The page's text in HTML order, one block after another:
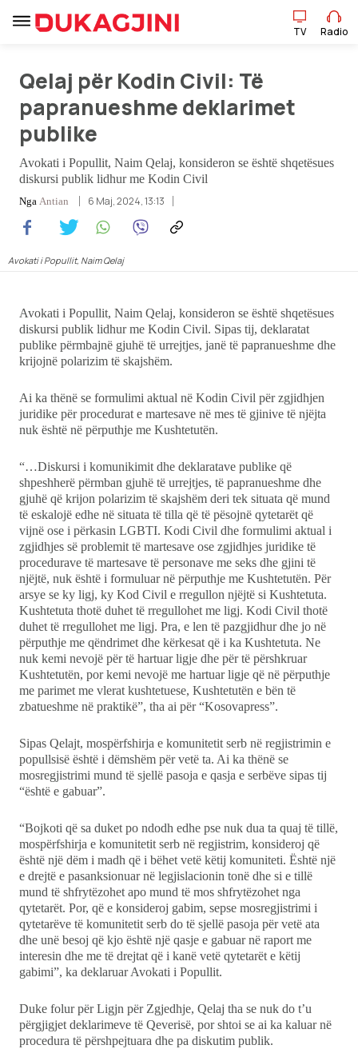
Lajme
Sport
Pikëpamje
Art Jete
Kulturë
Showbiz
Teknologji
Udhëtime
DuVideo
TV Radio
Qelaj për Kodin Civil: Të
papranueshme deklarimet
publike
Avokati i Popullit, Naim Qelaj, konsideron se është shqetësues
diskursi publik lidhur me Kodin Civil
Nga Antian 6 Maj, 2024, 13:13
Avokati i Popullit, Naim Qelaj
Avokati i Popullit, Naim Qelaj, konsideron se është shqetësues
diskursi publik lidhur me Kodin Civil. Sipas tij, deklaratat
publike përmbajnë gjuhë të urrejtjes, janë të papranueshme dhe
krijojnë polarizim të skajshëm.
Ai ka thënë se formulimi aktual në Kodin Civil për zgjidhjen
juridike për procedurat e martesave në mes të gjinive të njëjta
nuk është në përputhje me Kushtetutën.
“…Diskursi i komunikimit dhe deklaratave publike që
shpeshherë përmban gjuhë të urrejtjes, të papranueshme dhe
gjuhë që krijon polarizim të skajshëm deri tek situata që mund
të eskalojë edhe në situata të tilla që të pësojnë qytetarët që
vijnë ose i përkasin LGBTI. Kodi Civil dhe formulimi aktual i
zgjidhjes së problemit të martesave ose zgjidhjes juridike të
procedurave të martesave të personave me seks dhe gjini të
njëjtë, nuk është i formuluar në përputhje me Kushtetutën. Për
arsye se ky ligj, ky Kod Civil e rregullon njëjtë si Kushtetuta.
Kushtetuta thotë duhet të rregullohet me ligj. Kodi Civil thotë
duhet të rregullohet me ligj. Pra, e len të pazgjidhur dhe jo në
përputhje me qëndrimet dhe kërkesat që i ka Kushtetuta. Ne
nuk kemi nevojë për të hartuar ligje dhe për të përshkruar
Kushtetutën, por kemi nevojë me hartuar ligje që në përputhje
me parimet me vlerat kushtetuese, Kushtetutën e bën të
zbatueshme në praktikë”, tha ai për “Kosovapress”.
Sipas Qelajt, mospërfshirja e komunitetit serb në regjistrimin e
popullsisë është i dëmshëm për vetë ta. Ai ka thënë se
mosregjistrimi mund të sjellë pasoja e qasja e serbëve sipas tij
“është e gabuar”.
“Bojkoti që sa duket po ndodh edhe pse nuk dua ta quaj të tillë,
mospërfshirja e komunitetit serb në regjistrim, konsideroj që
është një dëm i madh që i bëhet vetë këtij komuniteti. Është një
e drejtë e pasanksionuar në legjislacionin tonë dhe si e tillë
mund të shfrytëzohet apo mund të mos shfrytëzohet nga
qytetarët. Por, që e konsideroj gabim, sepse mosregjistrimi i
qytetarëve të komunitetit serb do të sjellë pasoja për vetë ata
dhe unë besoj që kjo është një qasje e gabuar në raport me
interesin dhe me të drejtat që i kanë vetë qytetarët e këtij
gabimi”, ka deklaruar Avokati i Popullit.
Duke folur për Ligjn për Zgjedhje, Qelaj tha se nuk do t’u
përgjigjet deklarimeve të Qeverisë, por shtoi se ai ka kaluar në
procedura të përshpejtuara dhe pa diskutim publik.